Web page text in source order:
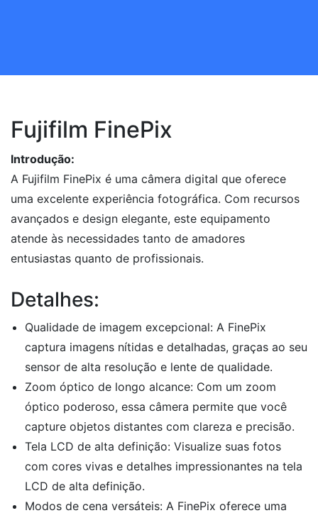
Fujifilm FinePix
Introdução:
A Fujifilm FinePix é uma câmera digital que oferece
uma excelente experiência fotográfica. Com recursos
avançados e design elegante, este equipamento
atende às necessidades tanto de amadores
entusiastas quanto de profissionais.
Detalhes:
Qualidade de imagem excepcional: A FinePix
captura imagens nítidas e detalhadas, graças ao seu
sensor de alta resolução e lente de qualidade.
Zoom óptico de longo alcance: Com um zoom
óptico poderoso, essa câmera permite que você
capture objetos distantes com clareza e precisão.
Tela LCD de alta definição: Visualize suas fotos
com cores vivas e detalhes impressionantes na tela
LCD de alta definição.
Modos de cena versáteis: A FinePix oferece uma